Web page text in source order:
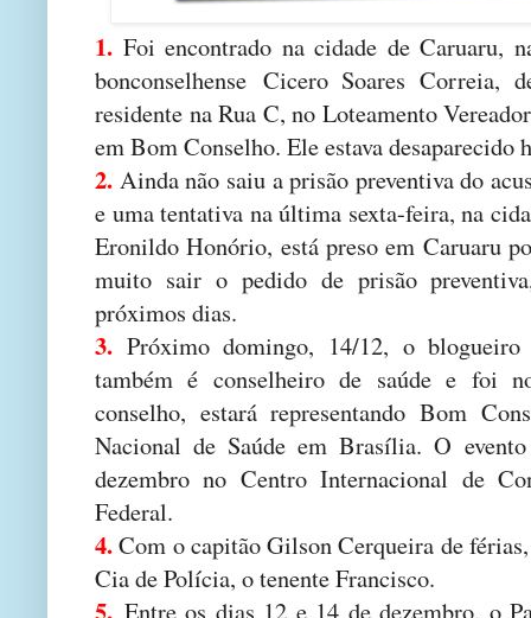
1. Foi encontrado na cidade de Caruaru,
bonconselhense Cicero Soares Correia,
residente na Rua C, no Loteamento
em Bom Conselho. Ele estava desaparecido
2. Ainda não saiu a prisão preventiva do
e uma tentativa na última sexta-feira, na
Eronildo Honório, está preso em Caruaru
muito sair o pedido de prisão
próximos dias.
3. Próximo domingo, 14/12, o
também é conselheiro de saúde e foi
conselho, estará representando Bom
Nacional de Saúde em Brasília. O
dezembro no Centro Internacional de
Federal.
4.Com o capitão Gilson Cerqueira de
Cia de Polícia, o tenente Francisco.
5. Entre os dias 12 e 14 de dezembro, o